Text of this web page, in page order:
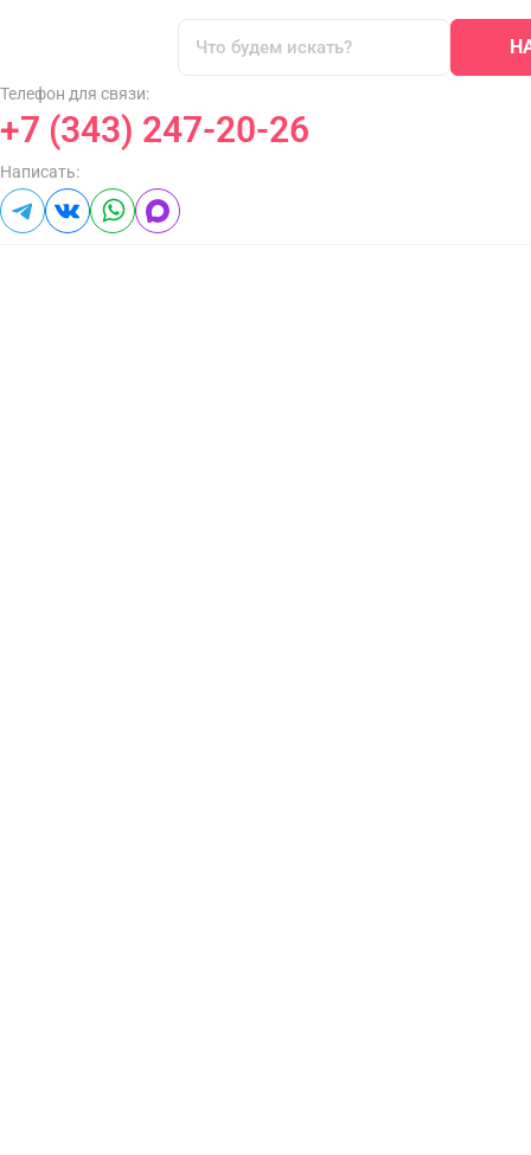
Телефон для связи:
+7 (343) 247-20-26
Написать: